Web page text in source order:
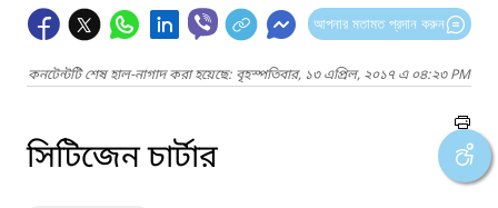
আপনার মতামত প্রদান করুন
কনটেন্টটি শেষ হাল-নাগাদ করা হয়েছে: বৃহস্পতিবার, ১৩ এপ্রিল, ২০১৭ এ ০৪:২৩ PM
সিটিজেন চার্টার